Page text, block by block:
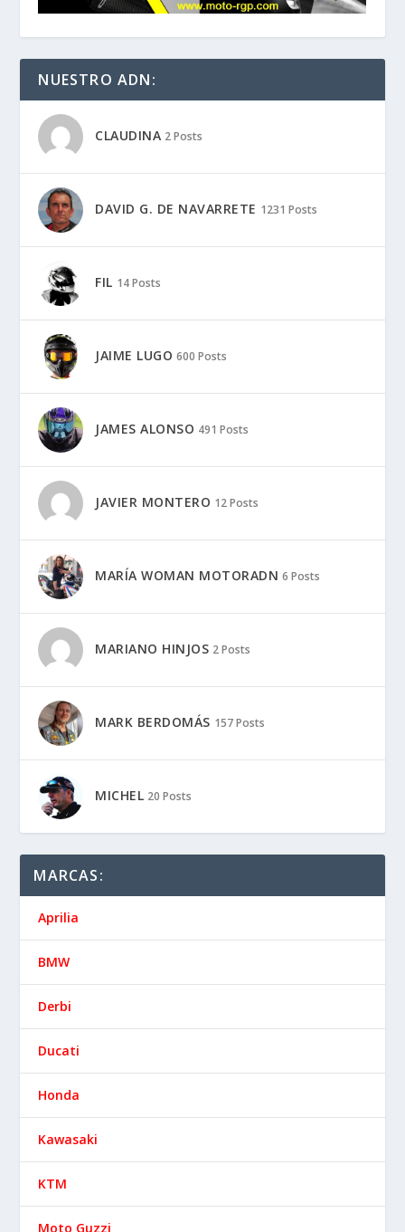
NUESTRO ADN:
CLAUDINA 2 Posts
DAVID G. DE NAVARRETE 1231 Posts
FIL 14 Posts
JAIME LUGO 600 Posts
JAMES ALONSO 491 Posts
JAVIER MONTERO 12 Posts
MARÍA WOMAN MOTORADN 6 Posts
MARIANO HINJOS 2 Posts
MARK BERDOMÁS 157 Posts
MICHEL 20 Posts
MARCAS:
Aprilia
BMW
Derbi
Ducati
Honda
Kawasaki
KTM
Moto Guzzi